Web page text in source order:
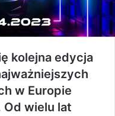
kolejna edycja
w Europie
wielu lat